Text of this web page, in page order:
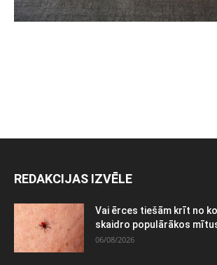
REDAKCIJAS IZVĒLE
Vai ērces tiešām krīt no
skaidro populārākos
06/08/2026